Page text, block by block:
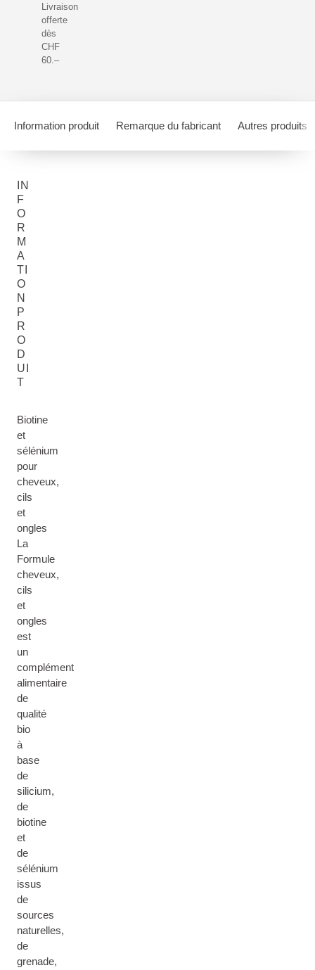
Livraison
offerte
dès
CHF
60.–
Information produit Remarque du fabricant Autres produits
IN
F
O
R
M
A
TI
O
N
P
R
O
D
UI
T
Biotine
et
sélénium
pour
cheveux,
cils
et
ongles
La
Formule
cheveux,
cils
et
ongles
est
un
complément
alimentaire
de
qualité
bio
à
base
de
silicium,
de
biotine
et
de
sélénium
issus
de
sources
naturelles,
de
grenade,